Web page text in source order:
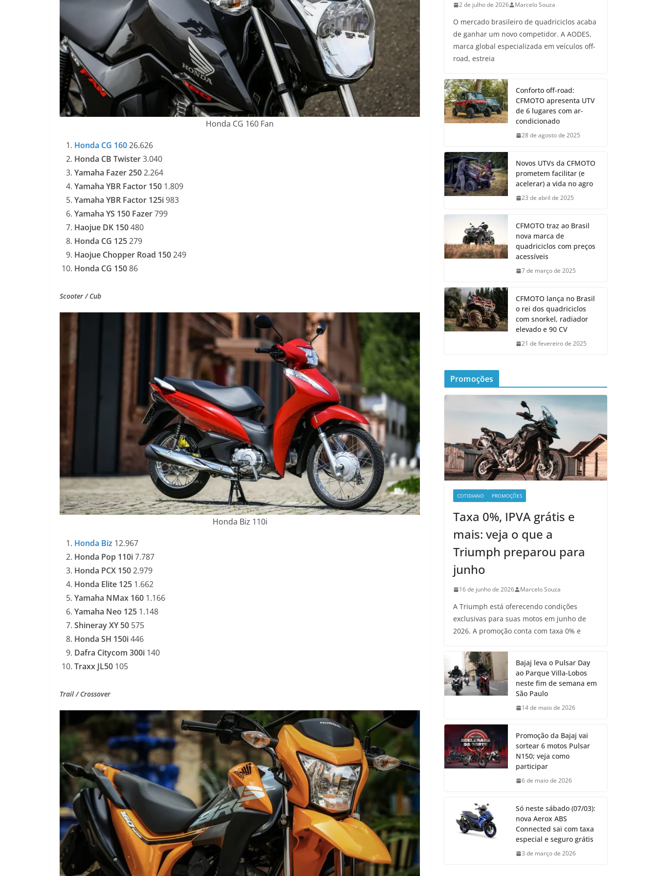
Honda CG 160 Fan
Honda CG 16026.626
Honda CB Twister3.040
Yamaha Fazer 2502.264
Yamaha YBR Factor 150 1.809
Yamaha YBR Factor 125i983
Yamaha YS 150 Fazer799
Haojue DK 150480
Honda CG 125279
Haojue Chopper Road 150249
Honda CG 15086
Scooter / Cub
Honda Biz 110i
Honda Biz 12.967
Honda Pop 110i7.787
Honda PCX 1502.979
Honda Elite 125 1.662
Yamaha NMax 160 1.166
Yamaha Neo 125 1.148
Shineray XY 50 575
Honda SH 150i446
Dafra Citycom 300i 140
Traxx JL50 105
Trail / Crossover
2 de julho de 2026 Marcelo Souza
O mercado brasileiro de quadriciclos acaba
de ganhar um novo competidor. A AODES,
marca global especializada em veículos off-
road, estreia
Conforto off-road:
CFMOTO apresenta UTV
de 6 lugares com ar-
condicionado
28 de agosto de 2025
Novos UTVs da CFMOTO
prometem facilitar (e
acelerar) a vida no agro
23 de abril de 2025
CFMOTO traz ao Brasil
nova marca de
quadriciclos com preços
acessíveis
7 de março de 2025
CFMOTO lança no Brasil
o rei dos quadriciclos
com snorkel, radiador
elevado e 90 CV
21 de fevereiro de 2025
Promoções
COTIDIANO PROMOÇÕES
Taxa 0%, IPVA grátis e
mais: veja o que a
Triumph preparou para
junho
16 de junho de 2026 Marcelo Souza
A Triumph está oferecendo condições
exclusivas para suas motos em junho de
2026. A promoção conta com taxa 0% e
Bajaj leva o Pulsar Day
ao Parque Villa-Lobos
neste fim de semana em
São Paulo
14 de maio de 2026
Promoção da Bajaj vai
sortear 6 motos Pulsar
N150; veja como
participar
6 de maio de 2026
Só neste sábado (07/03):
nova Aerox ABS
Connected sai com taxa
especial e seguro grátis
3 de março de 2026